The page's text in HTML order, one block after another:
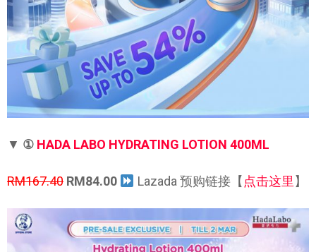
▼ ① HADA LABO HYDRATING LOTION 400ML
RM167.40 RM84.00 Lazada 预购链接【 点击这里 】